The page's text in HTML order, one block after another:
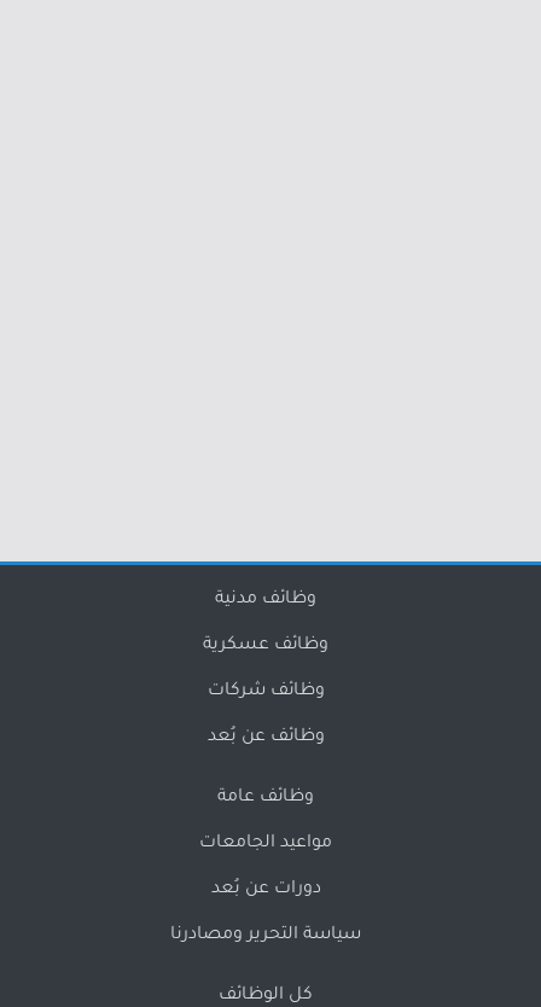
وظائف مدنية
وظائف عسكرية
وظائف شركات
وظائف عن بُعد
وظائف عامة
مواعيد الجامعات
دورات عن بُعد
سياسة التحرير ومصادرنا
كل الوظائف